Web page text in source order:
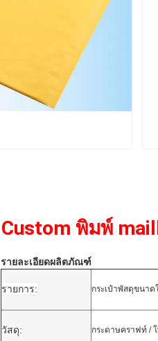
Custom พิมพ์
รายละเอียดผลิตภัณฑ์
รายการ: กระเป๋าพัสดุขนา
วัสดุ: กระดาษคราฟท์ /